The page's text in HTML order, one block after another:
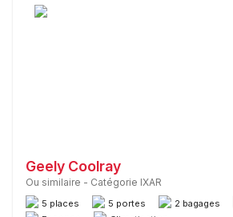
Geely Coolray
Ou similaire - Catégorie IXAR
5 places 5 portes 2 bagages